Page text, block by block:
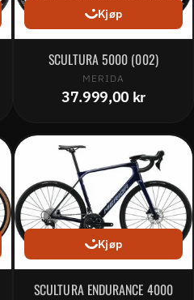
Kjøp
SCULTURA 5000 (002)
MERIDA
37.999,00 kr
Kjøp
SCULTURA ENDURANCE 4000